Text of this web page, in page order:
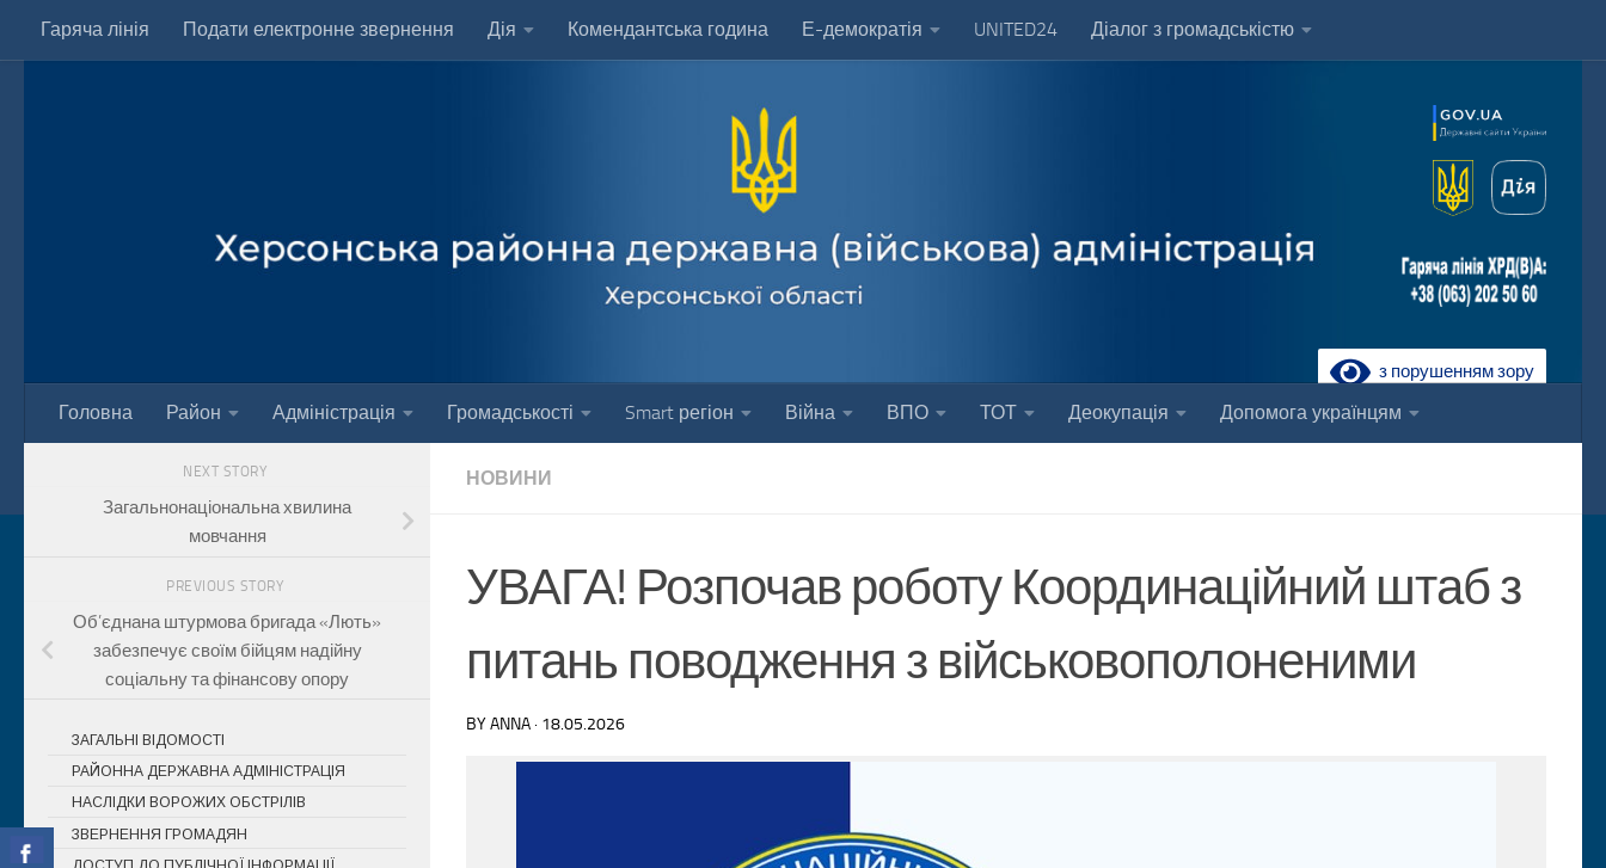
Skip to content
Гаряча лінія Подати електронне звернення Дія Комендантська година Е-демократія UNITED24 Діалог з громадськістю
з порушенням зору
Головна Район Адміністрація Громадськості Smart регіон Війна ВПО ТОТ Деокупація Допомога українцям
НОВИНИ
УВАГА! Розпочав роботу Координаційний штаб з
питань поводження з військовополоненими
BYANNA · 18.05.2026
NEXT STORY
Загальнонаціональна хвилина
мовчання
PREVIOUS STORY
Об’єднана штурмова бригада «Лють»
забезпечує своїм бійцям надійну
соціальну та фінансову опору
ЗАГАЛЬНІ ВІДОМОСТІ
РАЙОННА ДЕРЖАВНА АДМІНІСТРАЦІЯ
НАСЛІДКИ ВОРОЖИХ ОБСТРІЛІВ
ЗВЕРНЕННЯ ГРОМАДЯН